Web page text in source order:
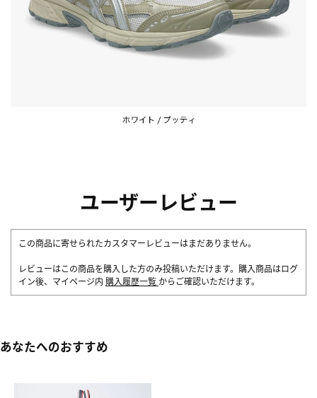
ユーザーレビュー
この商品に寄せられたカスタマーレビューはまだありません。
レビューはこの商品を購入した方のみ投稿いただけます。購入商品はログ
イン後、マイページ内 購入履歴一覧 からご確認いただけます。
あなたへのおすすめ